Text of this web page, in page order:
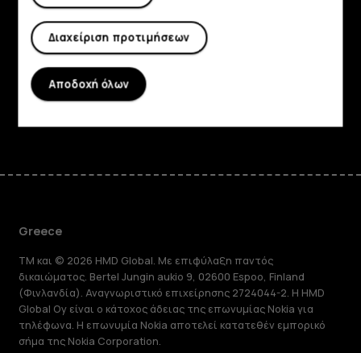
Πληροφορίες
Planet and people
Υποστήριξη
Greece
TM και © 2026 HMD Global. Με επιφύλαξη παντός
δικαιώματος. Bertel Jungin aukio 9, 02600 Espoo, Finland
(Φινλανδία). Αναγνωριστικό επιχείρησης 2724044-2. Η HMD
Global Oy είναι ο κάτοχος άδειας της επωνυμίας Nokia για
τηλέφωνα. Η επωνυμία Nokia αποτελεί κατατεθέν εμπορικό
σήμα της Nokia Corporation.
Διαχείριση προτιμήσεων
Αποδοχή όλων